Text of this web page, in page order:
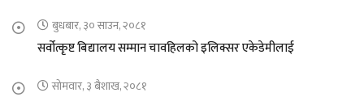
बुधबार, ३० साउन, २०८१
सर्वोत्कृष्ट बिद्यालय सम्मान चावहिलको इलिक्सर एकेडेमीलाई
सोमवार, ३ बैशाख, २०८१